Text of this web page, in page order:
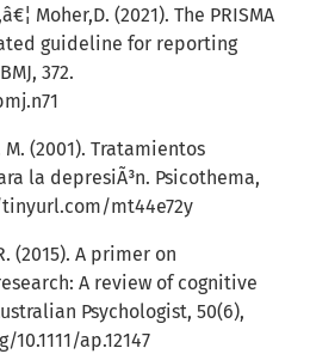
Moher,D. (2021). The PRISMA
guideline for reporting
372.
M. (2001). Tratamientos
la depresiÃ³n. Psicothema,
mt44e72y
(2015). A primer on
A review of cognitive
Psychologist, 50(6),
ap.12147